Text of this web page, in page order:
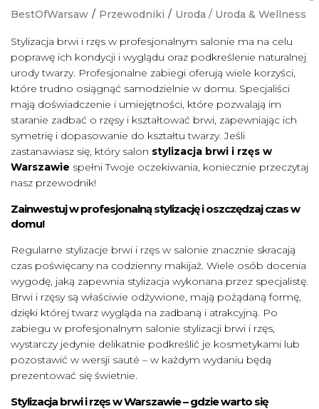
BestOfWarsaw / Przewodniki / Uroda / Uroda & Wellness
Stylizacja brwi i rzęs w profesjonalnym salonie ma na celu
poprawę ich kondycji i wyglądu oraz podkreślenie naturalnej
urody twarzy. Profesjonalne zabiegi oferują wiele korzyści,
które trudno osiągnąć samodzielnie w domu. Specjaliści
mają doświadczenie i umiejętności, które pozwalają im
staranie zadbać o rzęsy i kształtować brwi, zapewniając ich
symetrię i dopasowanie do kształtu twarzy. Jeśli
zastanawiasz się, który salon stylizacja brwi i rzęs w
Warszawie spełni Twoje oczekiwania, koniecznie przeczytaj
nasz przewodnik!
Zainwestuj w profesjonalną stylizację i oszczędzaj czas w
domu!
Regularne stylizacje brwi i rzęs w salonie znacznie skracają
czas poświęcany na codzienny makijaż. Wiele osób docenia
wygodę, jaką zapewnia stylizacja wykonana przez specjalistę.
Brwi i rzęsy są właściwie odżywione, mają pożądaną formę,
dzięki której twarz wygląda na zadbaną i atrakcyjną. Po
zabiegu w profesjonalnym salonie stylizacji brwi i rzęs,
wystarczy jedynie delikatnie podkreślić je kosmetykami lub
pozostawić w wersji sauté – w każdym wydaniu będą
prezentować się świetnie.
Stylizacja brwi i rzęs w Warszawie – gdzie warto się